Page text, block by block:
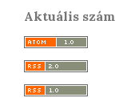
Aktuális szám